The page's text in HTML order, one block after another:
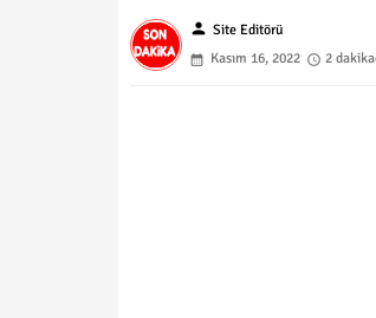
person Site Editörü
Kasım 16, 2022
2